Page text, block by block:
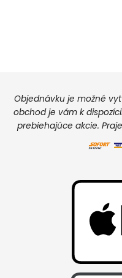
Objednávku je možné
obchod je vám k
prebiehajúce akcie.